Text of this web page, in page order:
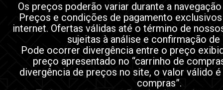
Os preços poderão variar durante a
Preços e condições de pagamento
internet. Ofertas válidas até o término de
sujeitas à análise e confirmação de
Pode ocorrer divergência entre o preço
preço apresentado no “carrinho de
divergência de preços no site, o valor válido é
compras”.